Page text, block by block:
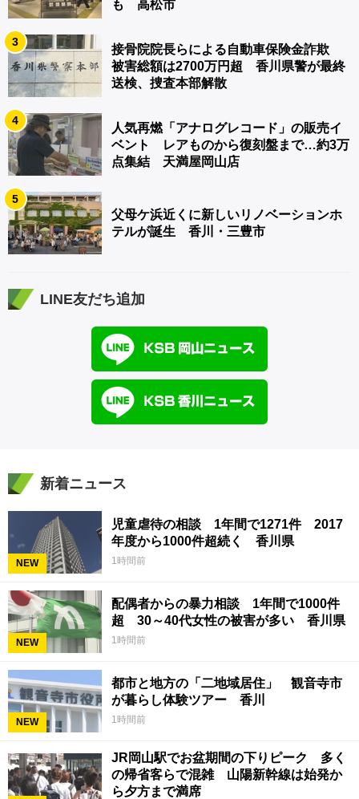
も 高松市
3
接骨院院長らによる自動車保険金詐欺
被害総額は2700万円超 香川県警が最終
送検、捜査本部解散
4
人気再燃「アナログレコード」の販売イ
ベント レアものから復刻盤まで…約3万
点集結 天満屋岡山店
5
父母ケ浜近くに新しいリノベーションホ
テルが誕生 香川・三豊市
LINE友だち追加
新着ニュース
NEW
児童虐待の相談 1年間で1271件 2017
年度から1000件超続く 香川県
1時間前
NEW
配偶者からの暴力相談 1年間で1000件
超 30～40代女性の被害が多い 香川県
1時間前
NEW
都市と地方の「二地域居住」 観音寺市
が暮らし体験ツアー 香川
1時間前
JR岡山駅でお盆期間の下りピーク 多く
の帰省客らで混雑 山陽新幹線は始発か
ら夕方まで満席